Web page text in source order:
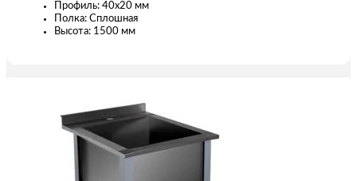
Профиль: 40х20 мм
Полка: Сплошная
Высота: 1500 мм